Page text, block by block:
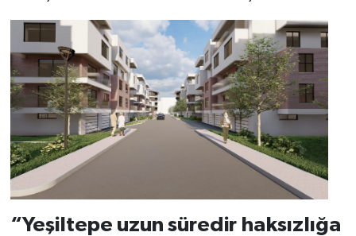
“Yeşiltepe uzun süredir haksızlığa